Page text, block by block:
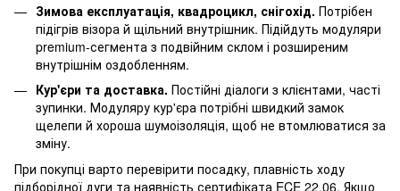
Зимова експлуатація, квадроцикл, снігохід. Потрібен
підігрів візора й щільний внутрішник. Підійдуть модуляри
premium-сегмента з подвійним склом і розширеним
внутрішнім оздобленням.
Кур'єри та доставка. Постійні діалоги з клієнтами, часті
зупинки. Модуляру кур'єра потрібні швидкий замок
щелепи й хороша шумоізоляція, щоб не втомлюватися за
зміну.
При покупці варто перевірити посадку, плавність ходу
підборідної дуги та наявність сертифіката ECE 22.06. Якщо